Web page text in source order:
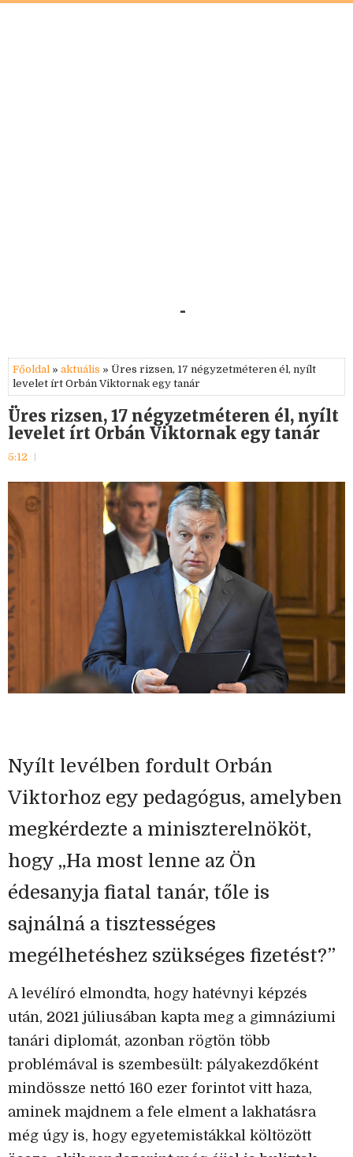
-
Főoldal » aktuális » Üres rizsen, 17 négyzetméteren él, nyílt
levelet írt Orbán Viktornak egy tanár
Üres rizsen, 17 négyzetméteren él, nyílt
levelet írt Orbán Viktornak egy tanár
5:12
Nyílt levélben fordult Orbán
Viktorhoz egy pedagógus, amelyben
megkérdezte a miniszterelnököt,
hogy „Ha most lenne az Ön
édesanyja fiatal tanár, tőle is
sajnálná a tisztességes
megélhetéshez szükséges fizetést?”
A levélíró elmondta, hogy hatévnyi képzés
után, 2021 júliusában kapta meg a gimnáziumi
tanári diplomát, azonban rögtön több
problémával is szembesült: pályakezdőként
mindössze nettó 160 ezer forintot vitt haza,
aminek majdnem a fele elment a lakhatásra
még úgy is, hogy egyetemistákkal költözött